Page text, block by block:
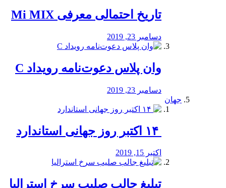
تاریخ احتمالی معرفی Mi MIX
دسامبر 23, 2019
وان پلاس دعوت‌نامه رویداد C
دسامبر 23, 2019
جهان
اکتبر 15, 2019
تبلیغ جالب صلیب سرخ استرالیا